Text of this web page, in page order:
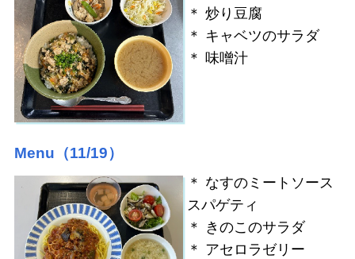
＊ 炒り豆腐
＊ キャベツのサラダ
＊ 味噌汁
Menu（11/19）
＊ なすのミートソース
スパゲティ
＊ きのこのサラダ
＊ アセロラゼリー